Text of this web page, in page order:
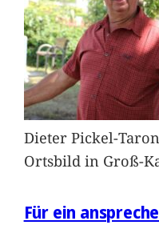
Dieter Pickel-
Ortsbild in Groß-
Für ein